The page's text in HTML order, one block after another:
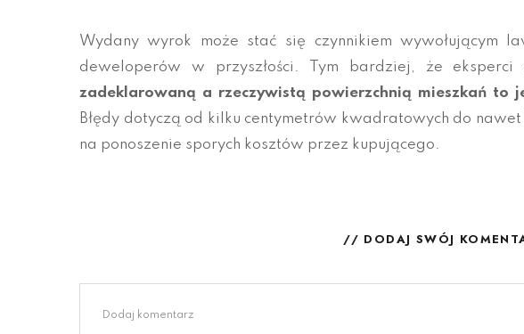
Wydany wyrok może stać się czynnikiem wywołującym
deweloperów w przyszłości. Tym bardziej, że
zadeklarowaną a rzeczywistą powierzchnią mieszkań to
Błędy dotyczą od kilku centymetrów kwadratowych do
na ponoszenie sporych kosztów przez kupującego.
// DODAJ SWÓJ